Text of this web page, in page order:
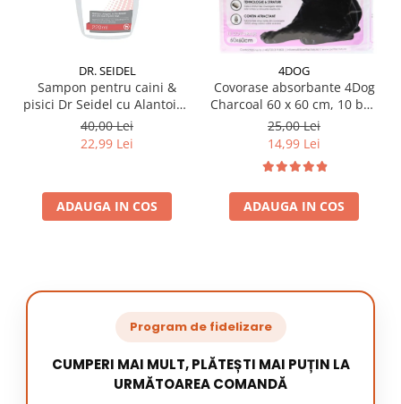
DR. SEIDEL
Sampon pentru caini &
pisici Dr Seidel cu Alantoina
220 ml
40,00 Lei
22,99 Lei
ADAUGA IN COS
4DOG
Covorase absorbante 4Dog
Charcoal 60 x 60 cm, 10 buc
/ pachet
25,00 Lei
14,99 Lei
ADAUGA IN COS
Program de fidelizare
CUMPERI MAI MULT, PLĂTEȘTI MAI PUȚIN LA
URMĂTOAREA COMANDĂ